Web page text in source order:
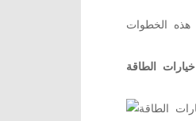
خيارات الطاقة